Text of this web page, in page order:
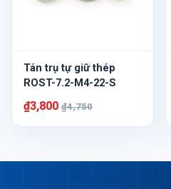
Tán trụ tự giữ thép
ROST-7.2-M4-22-S
₫3,800 ₫4,750